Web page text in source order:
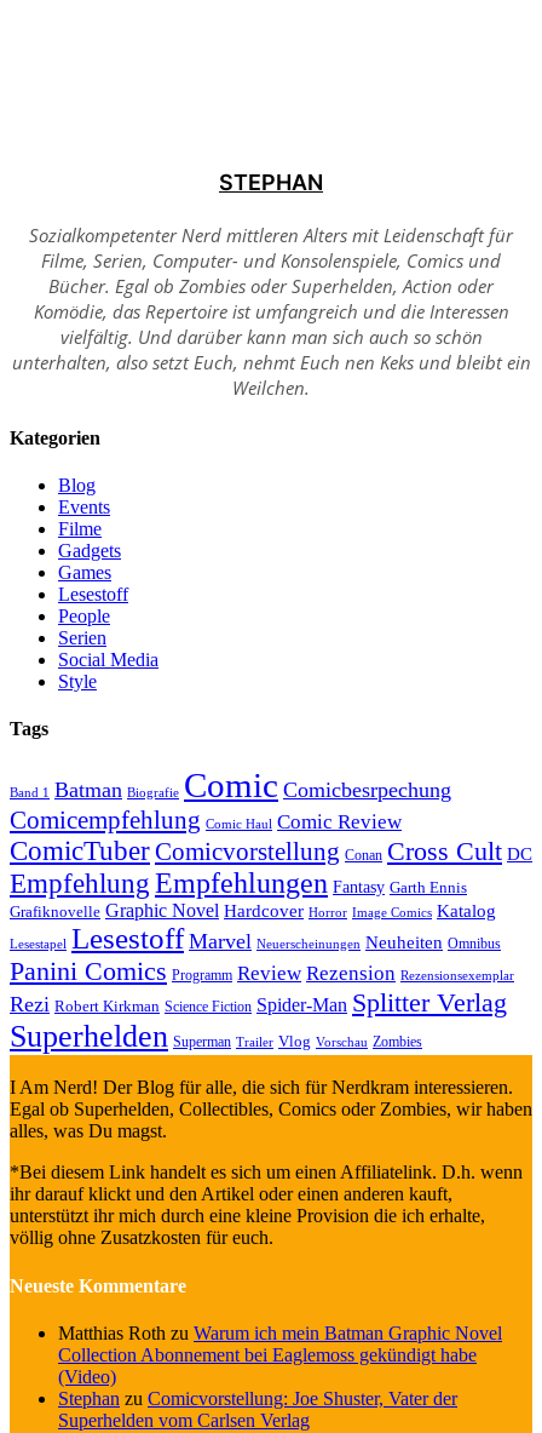
STEPHAN
Sozialkompetenter Nerd mittleren Alters mit Leidenschaft für
Filme, Serien, Computer- und Konsolenspiele, Comics und
Bücher. Egal ob Zombies oder Superhelden, Action oder
Komödie, das Repertoire ist umfangreich und die Interessen
vielfältig. Und darüber kann man sich auch so schön
unterhalten, also setzt Euch, nehmt Euch nen Keks und bleibt ein
Weilchen.
Kategorien
Blog
Events
Filme
Gadgets
Games
Lesestoff
People
Serien
Social Media
Style
Tags
Band 1 Batman Biografie Comic Comicbesrpechung
Comicempfehlung Comic Haul Comic Review
ComicTuberComicvorstellung Conan Cross Cult DC
Empfehlung Empfehlungen Fantasy Garth Ennis
Grafiknovelle Graphic Novel Hardcover Horror Image Comics Katalog
Lesestapel Lesestoff Marvel Neuerscheinungen Neuheiten Omnibus
Panini Comics Programm Review Rezension Rezensionsexemplar
Rezi Robert Kirkman Science Fiction Spider-Man Splitter Verlag
Superhelden Superman Trailer Vlog Vorschau Zombies
I Am Nerd! Der Blog für alle, die sich für Nerdkram interessieren.
Egal ob Superhelden, Collectibles, Comics oder Zombies, wir haben
alles, was Du magst.
*Bei diesem Link handelt es sich um einen Affiliatelink. D.h. wenn
ihr darauf klickt und den Artikel oder einen anderen kauft,
unterstützt ihr mich durch eine kleine Provision die ich erhalte,
völlig ohne Zusatzkosten für euch.
Neueste Kommentare
Matthias Roth zu Warum ich mein Batman Graphic Novel
Collection Abonnement bei Eaglemoss gekündigt habe
(Video)
Stephan zu Comicvorstellung: Joe Shuster, Vater der
Superhelden vom Carlsen Verlag